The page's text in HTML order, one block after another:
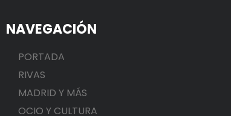
NAVEGACIÓN
PORTADA
RIVAS
MADRID Y MÁS
OCIO Y CULTURA